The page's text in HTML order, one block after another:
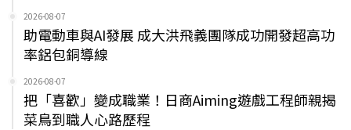
2026-08-07
助電動車與AI發展 成大洪飛義團隊成功開發超高功
率鋁包銅導線
2026-08-07
把「喜歡」變成職業！日商Aiming遊戲工程師親揭
菜鳥到職人心路歷程